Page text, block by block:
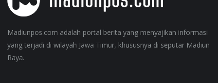
Madiunpos.com adalah portal berita yang menyajikan informasi
yang terjadi di wilayah Jawa Timur, khususnya di seputar Madiun
Raya.